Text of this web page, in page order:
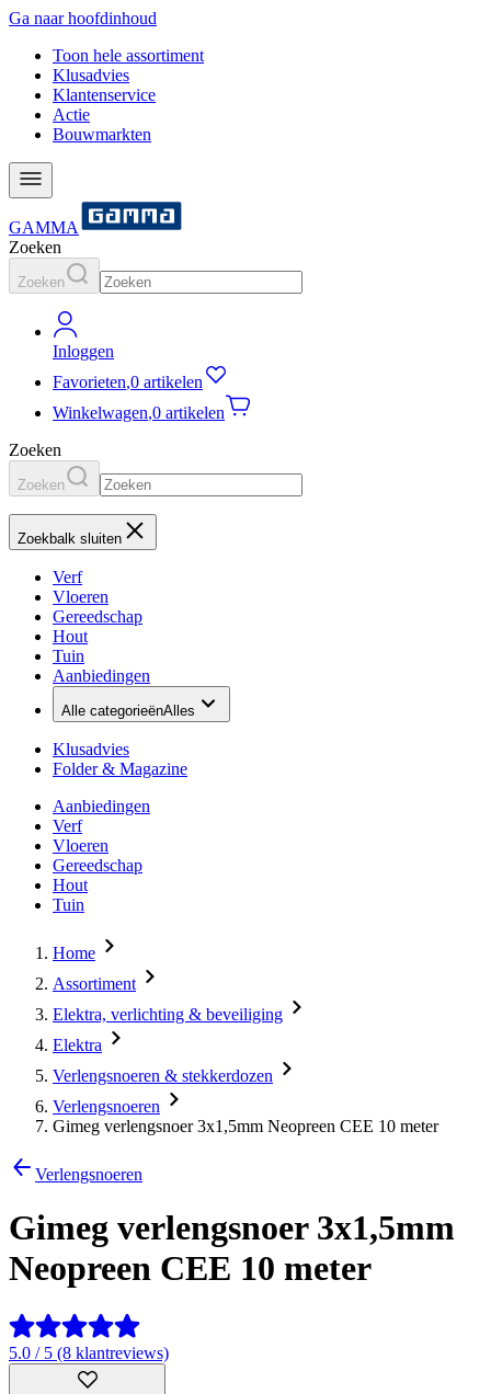
Ga naar hoofdinhoud
Toon hele assortiment
Klusadvies
Klantenservice
Actie
Bouwmarkten
GAMMA
Zoeken
Zoeken
Inloggen
Favorieten,0 artikelen
Winkelwagen,0 artikelen
Zoeken
Zoeken
Zoekbalk sluiten
Verf
Vloeren
Gereedschap
Hout
Tuin
Aanbiedingen
Alle categorieënAlles
Klusadvies
Folder & Magazine
Aanbiedingen
Verf
Vloeren
Gereedschap
Hout
Tuin
Home
Assortiment
Elektra, verlichting & beveiliging
Elektra
Verlengsnoeren & stekkerdozen
Verlengsnoeren
Gimeg verlengsnoer 3x1,5mm Neopreen CEE 10 meter
Verlengsnoeren
Gimeg verlengsnoer 3x1,5mm
Neopreen CEE 10 meter
5.0 / 5 (8 klantreviews)